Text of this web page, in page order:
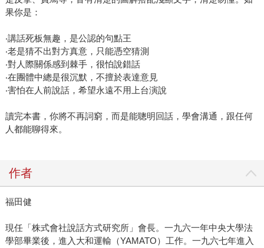
果你是：
‧講話死板無趣，是公認的句點王
‧老是猜不出對方真意，只能憑空猜測
‧對人際關係感到棘手，很怕說錯話
‧在團體中總是很沉默，不擅於表達意見
‧害怕在人前說話，希望永遠不用上台演說
讀完本書，你將不再詞窮，而是能聰明回話，學會溝通，跟任何
人都能聊得來。
作者
福田健
現任「株式會社說話方式研究所」會長。一九六一年中央大學法
學部畢業後，進入大和運輸（YAMATO）工作。一九六七年進入